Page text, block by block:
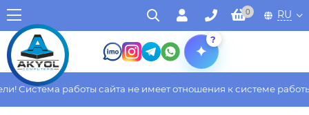
0 RU
?
Система работы сайта не имеет отношения к системе